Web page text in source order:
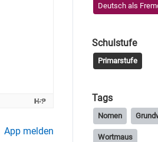
App melden
Deutsch als
Schulstufe
Primarstufe
Tags
Nomen
Wortmaus